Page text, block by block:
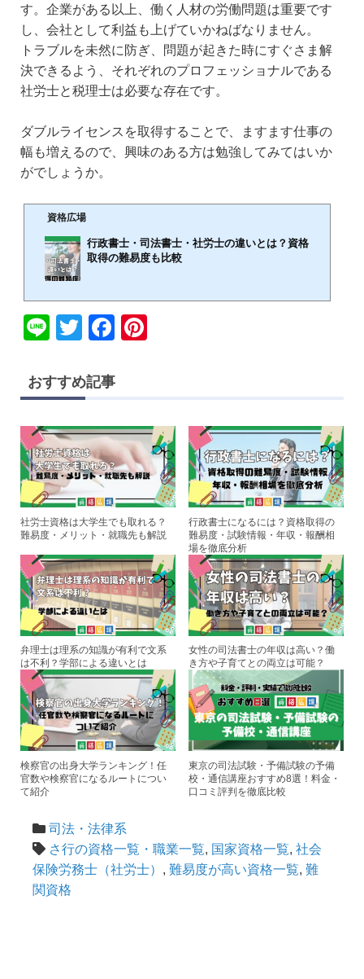
す。企業がある以上、働く人材の労働問題は重要です
し、会社として利益も上げていかねばなりません。
トラブルを未然に防ぎ、問題が起きた時にすぐさま解
決できるよう、それぞれのプロフェッショナルである
社労士と税理士は必要な存在です。
ダブルライセンスを取得することで、ますます仕事の
幅も増えるので、興味のある方は勉強してみてはいか
がでしょうか。
資格広場
行政書士・司法書士・社労士の違いとは？資格
取得の難易度も比較
一般的に士業と呼ばれる職業には様々な種類がありますが、行政書士・司法書士・社労士は士
業の中でも特に認知度の高い資格です。また、行政書士・司法書士・社労士は難易度が高い国
いを比較して解説します。司法試験・予備試験の通信講座・予備校おすすめランキング9選！
料金費用の安さ・人気・評判を徹底比較【最新】行政書士・司法書士・社労士を目指す...
Li
e
T
tt
er
F
c
b
o
o
k
st
おすすめ記事
社労士資格は大学生でも取れる？
難易度・メリット・就職先も解説
行政書士になるには？資格取得の
難易度・試験情報・年収・報酬相
場を徹底分析
弁理士は理系の知識が有利で文系
は不利？学部による違いとは
女性の司法書士の年収は高い？働
き方や子育てとの両立は可能？
検察官の出身大学ランキング！任
官数や検察官になるルートについ
て紹介
東京の司法試験・予備試験の予備
校・通信講座おすすめ8選！料金・
口コミ評判を徹底比較
司法・法律系
さ行の資格一覧・職業一覧, 国家資格一覧, 社会
保険労務士（社労士） , 難易度が高い資格一覧, 難
関資格